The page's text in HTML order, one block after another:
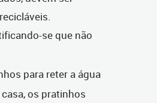
se que não
para reter a água
os pratinhos